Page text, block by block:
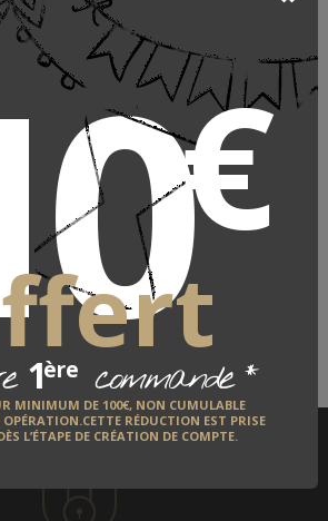
€
1ère commande*
MINIMUM DE 100€, NON CUMULABLE
RÉDUCTION EST PRISE
L’ÉTAPE DE CRÉATION DE COMPTE.
travail chauds
Lemahieu
LEMAHIEU